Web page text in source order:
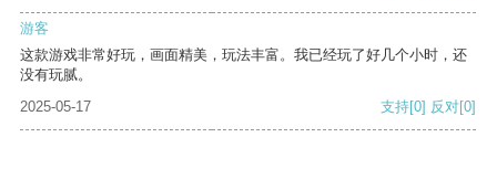
游客
这款游戏非常好玩，画面精美，玩法丰富。我已经玩了好几个小时，还
没有玩腻。
2025-05-17
支持[0] 反对[0]